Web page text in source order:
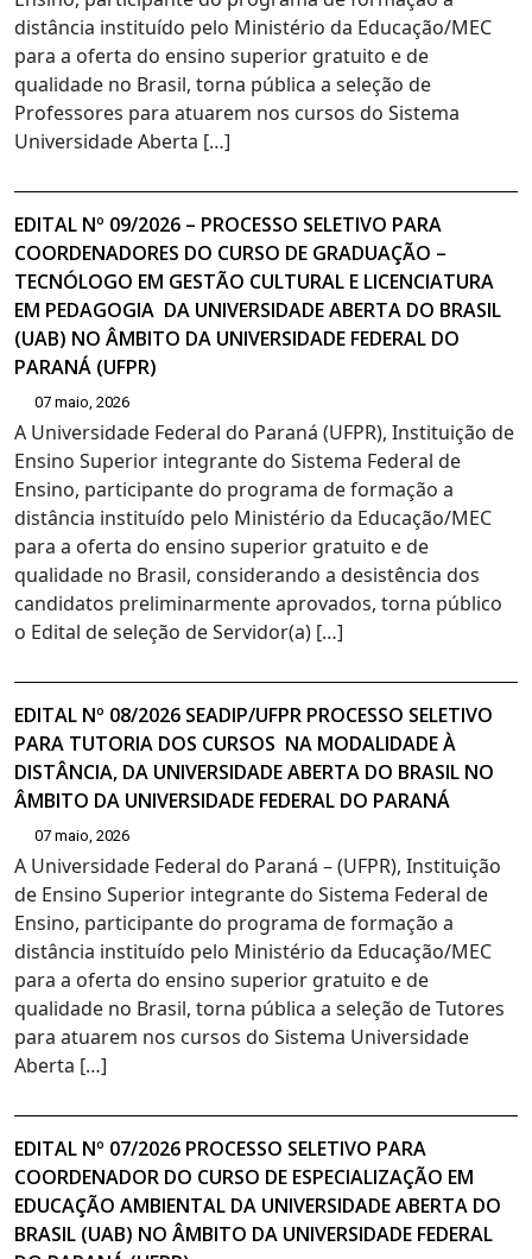
distância instituído pelo Ministério da Educação/MEC
para a oferta do ensino superior gratuito e de
qualidade no Brasil, torna pública a seleção de
Professores para atuarem nos cursos do Sistema
Universidade Aberta […]
EDITAL Nº 09/2026 – PROCESSO SELETIVO PARA
COORDENADORES DO CURSO DE GRADUAÇÃO –
TECNÓLOGO EM GESTÃO CULTURAL E LICENCIATURA
EM PEDAGOGIA DA UNIVERSIDADE ABERTA DO BRASIL
(UAB) NO ÂMBITO DA UNIVERSIDADE FEDERAL DO
PARANÁ (UFPR)
07 maio, 2026
A Universidade Federal do Paraná (UFPR), Instituição de
Ensino Superior integrante do Sistema Federal de
Ensino, participante do programa de formação a
distância instituído pelo Ministério da Educação/MEC
para a oferta do ensino superior gratuito e de
qualidade no Brasil, considerando a desistência dos
candidatos preliminarmente aprovados, torna público
o Edital de seleção de Servidor(a) […]
EDITAL Nº 08/2026 SEADIP/UFPR PROCESSO SELETIVO
PARA TUTORIA DOS CURSOS NA MODALIDADE À
DISTÂNCIA, DA UNIVERSIDADE ABERTA DO BRASIL NO
ÂMBITO DA UNIVERSIDADE FEDERAL DO PARANÁ
07 maio, 2026
A Universidade Federal do Paraná – (UFPR), Instituição
de Ensino Superior integrante do Sistema Federal de
Ensino, participante do programa de formação a
distância instituído pelo Ministério da Educação/MEC
para a oferta do ensino superior gratuito e de
qualidade no Brasil, torna pública a seleção de Tutores
para atuarem nos cursos do Sistema Universidade
Aberta […]
EDITAL Nº 07/2026 PROCESSO SELETIVO PARA
COORDENADOR DO CURSO DE ESPECIALIZAÇÃO EM
EDUCAÇÃO AMBIENTAL DA UNIVERSIDADE ABERTA DO
BRASIL (UAB) NO ÂMBITO DA UNIVERSIDADE FEDERAL